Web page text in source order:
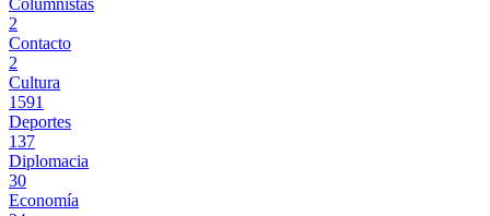
Columnistas
2
Contacto
2
Cultura
1591
Deportes
137
Diplomacia
30
Economía